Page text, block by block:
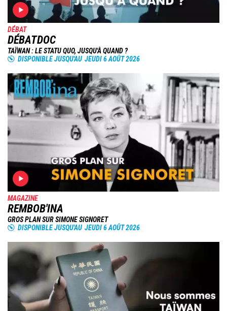
DÉBAT
DÉBATDOC
TAÏWAN : LE STATU QUO, JUSQU'À QUAND ?
DISPONIBLE JUSQU'AU JEUDI 6 AOÛT 2026
Image
MAGAZINE
REMBOB'INA
GROS PLAN SUR SIMONE SIGNORET
DISPONIBLE JUSQU'AU JEUDI 6 AOÛT 2026
Image